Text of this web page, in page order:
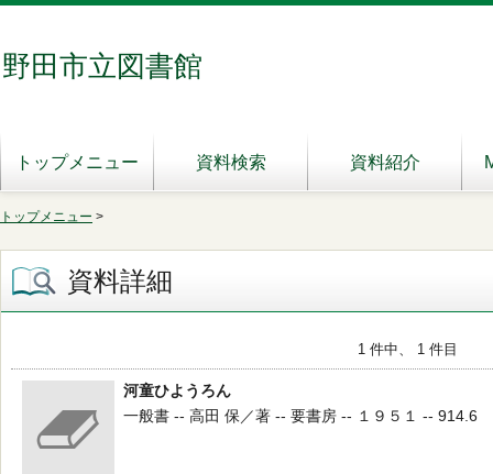
野田市立図書館
トップメニュー 資料検索 資料紹介
トップメニュー >
資料詳細
1 件中、 1 件目
河童ひようろん
一般書 -- 高田 保／著 -- 要書房 -- １９５１ -- 914.6